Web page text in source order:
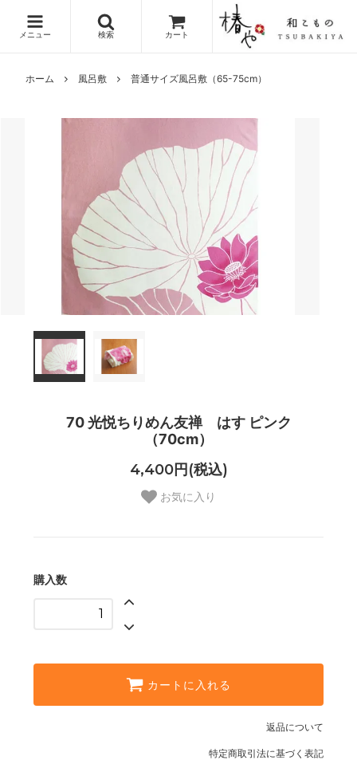
メニュー 検索 カート
ホーム 風呂敷 普通サイズ風呂敷（65-75cm）
70 光悦ちりめん友禅 はす ピンク
（70cm）
4,400円(税込)
お気に入り
購入数
カートに入れる
返品について
特定商取引法に基づく表記